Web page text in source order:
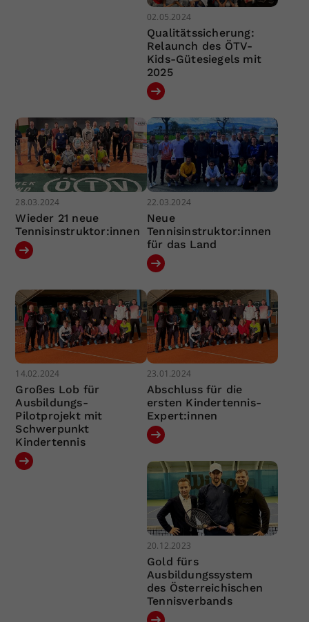
02.05.2024
Qualitätssicherung:
Relaunch des ÖTV-
Kids-Gütesiegels mit
2025
28.03.2024
Wieder 21 neue
Tennisinstruktor:innen
22.03.2024
Neue
Tennisinstruktor:innen
für das Land
14.02.2024
Großes Lob für
Ausbildungs-
Pilotprojekt mit
Schwerpunkt
Kindertennis
23.01.2024
Abschluss für die
ersten Kindertennis-
Expert:innen
20.12.2023
Gold fürs
Ausbildungssystem
des Österreichischen
Tennisverbands